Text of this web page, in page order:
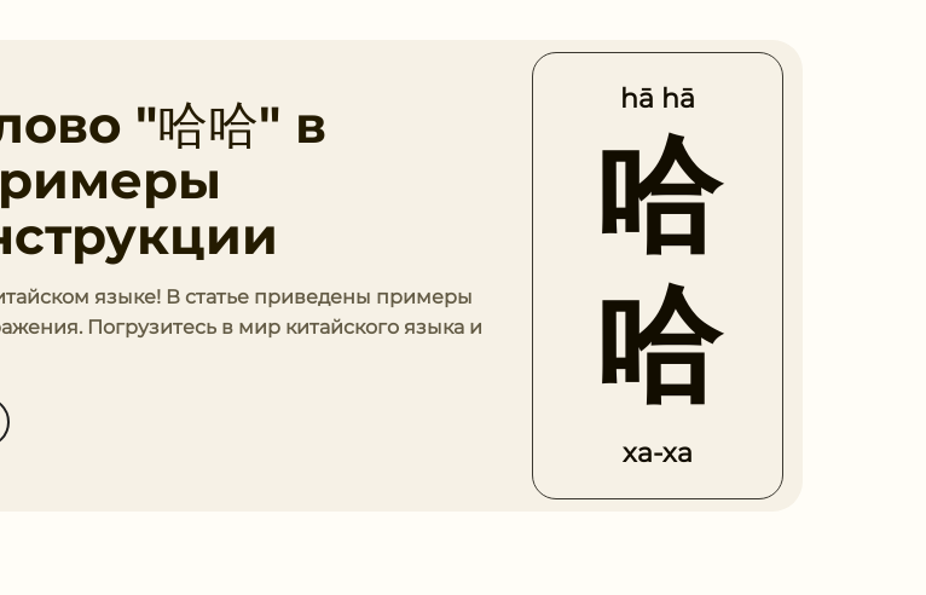
"哈哈" в
языке! В статье приведены примеры
Погрузитесь в мир китайского языка и
hā hā
哈
哈
ха-ха